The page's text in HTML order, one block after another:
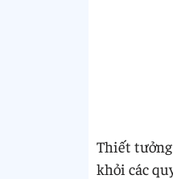
Thiết
khỏi các